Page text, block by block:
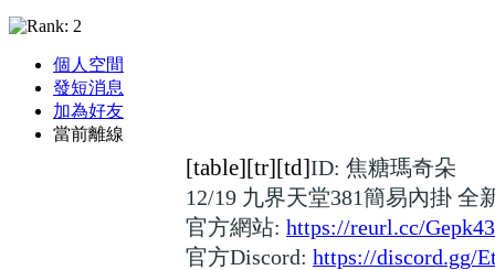
個人空間
發短消息
加為好友
當前離線
[table][tr][td]ID: 焦糖瑪奇朵
12/19 九界天堂381簡易內掛
官方網站: https://reurl.cc/Gepk43
官方Discord: https://discord.gg/